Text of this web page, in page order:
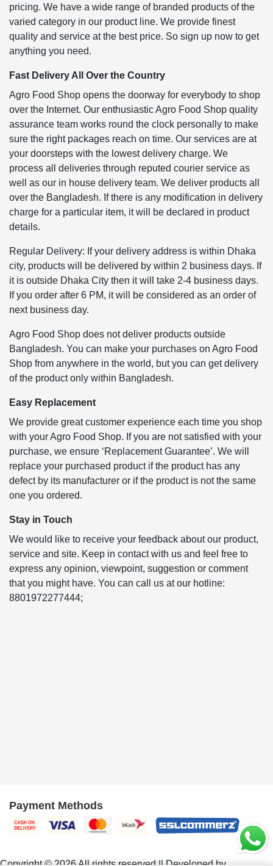
pricing. We have a wide range of branded products of the
varied category in our product line. We provide finest
quality and service at the best price. So sign up now to get
anything you need.
Fast Delivery All Over the Country
Agro Food Shop opens the doorway for everybody to shop
over the Internet. Our enthusiastic Agro Food Shop quality
assurance team works round the clock personally to make
sure the right packages reach on time. Our services are at
your doorsteps with the lowest delivery charge. We
process all deliveries through reputed courier service as
well as our in house delivery team. We deliver products all
over the Bangladesh. If there is any modification in delivery
charge for a particular item, it will be declared in product
details.
Regular Delivery: If your delivery address is within Dhaka
city, products will be delivered by within 2 business days. If
it is outside Dhaka City then it will take 2-4 business days.
If you order after 6 PM, it will be considered as an order of
next business day.
Agro Food Shop does not deliver products outside
Bangladesh. You can make your purchases on Agro Food
Shop from anywhere in the world, but you can get delivery
of the product only within Bangladesh.
Easy Replacement
We provide great customer experience each time you shop
with your Agro Food Shop. If you are not satisfied with your
purchase, we ensure ‘Replacement Guarantee’. We will
replace your purchased product if the product has any
defect by its manufacturer or if the product is not the same
one you ordered.
Stay in Touch
We would like to receive your feedback about our product,
service and site. Keep in contact with us and feel free to
express any opinion, viewpoint, suggestion or comment
that you might have. You can call us at our hotline:
8801972277444;
Payment Methods